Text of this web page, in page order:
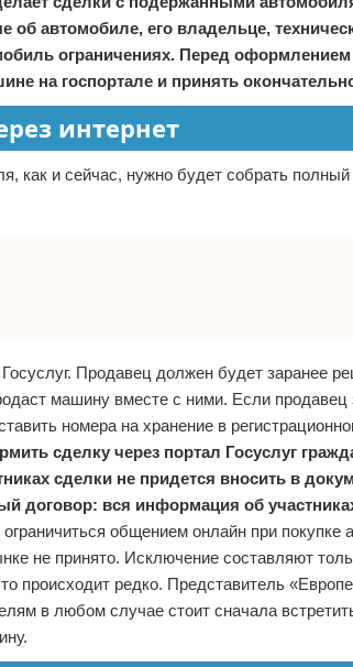
автомобиле, его владельце,
ограничениях. Перед
на госпортале и принять
интернет
как и сейчас, нужно будет собрать
Продавец должен будет заранее
машину вместе с ними. Если продавец
номера на хранение в
сделку через портал Госуслуг
сделки не придется вносить в
договор: вся информация об
общением онлайн при покупке
не принято. Исключение составляют
происходит редко. Представитель
в любом случае стоит сначала